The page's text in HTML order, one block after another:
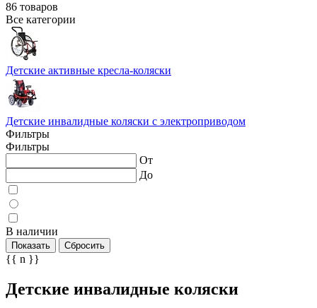
86 товаров
Все категории
Детские активные кресла-коляски
Детские инвалидные коляски с электроприводом
Фильтры
Фильтры
От
До
В наличии
Показать Сбросить
{{ n }}
Детские инвалидные коляски